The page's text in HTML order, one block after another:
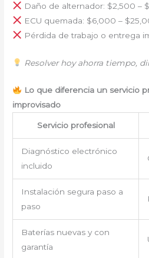
Daño de alternador: $2,500 –
ECU quemada: $6,000 –
Pérdida de trabajo o entrega
Resolver hoy ahorra tiempo,
Lo que diferencia un servicio
improvisado
Servicio profesional
Diagnóstico electrónico
incluido
Instalación segura paso a
paso
Baterías nuevas y con
garantía